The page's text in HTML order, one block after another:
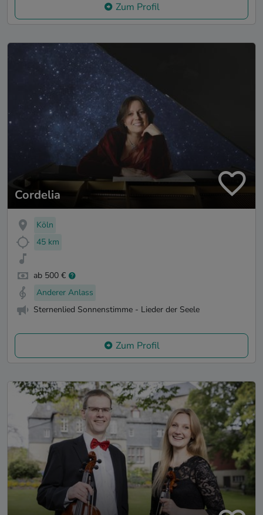
Zum Profil
Cordelia
Köln
45 km
ab 500 €
Anderer Anlass
Sternenlied Sonnenstimme - Lieder der Seele
Zum Profil